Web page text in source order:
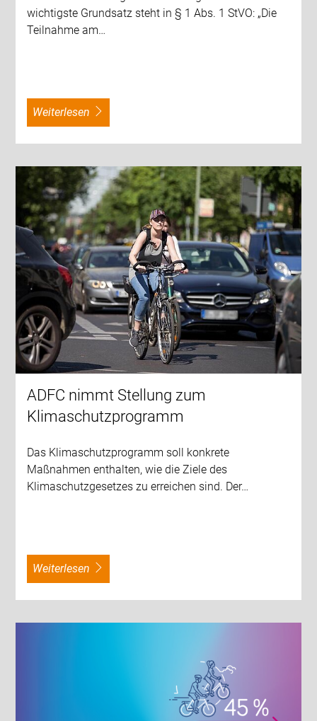
wichtigste Grundsatz steht in § 1 Abs. 1 StVO: „Die
Teilnahme am…
weiterlesen
ADFC nimmt Stellung zum
Klimaschutzprogramm
Das Klimaschutzprogramm soll konkrete
Maßnahmen enthalten, wie die Ziele des
Klimaschutzgesetzes zu erreichen sind. Der…
weiterlesen